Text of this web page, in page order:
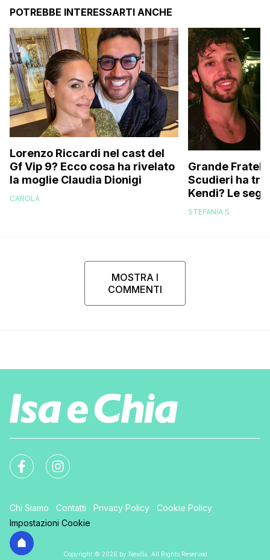
POTREBBE INTERESSARTI ANCHE
Lorenzo Riccardi nel cast del
Gf Vip 9? Ecco cosa ha rivelato
la moglie Claudia Dionigi
CAROLA
Grande
Scudieri ha
Kendi? Le
replica dell’ex
STEFANIA S
MOSTRA I
COMMENTI
Chi Siamo Contatti Privacy Policy
Cookie Policy
Impostazioni Cookie
Copyright © 2026 by Nexilia. All Rights Reserved